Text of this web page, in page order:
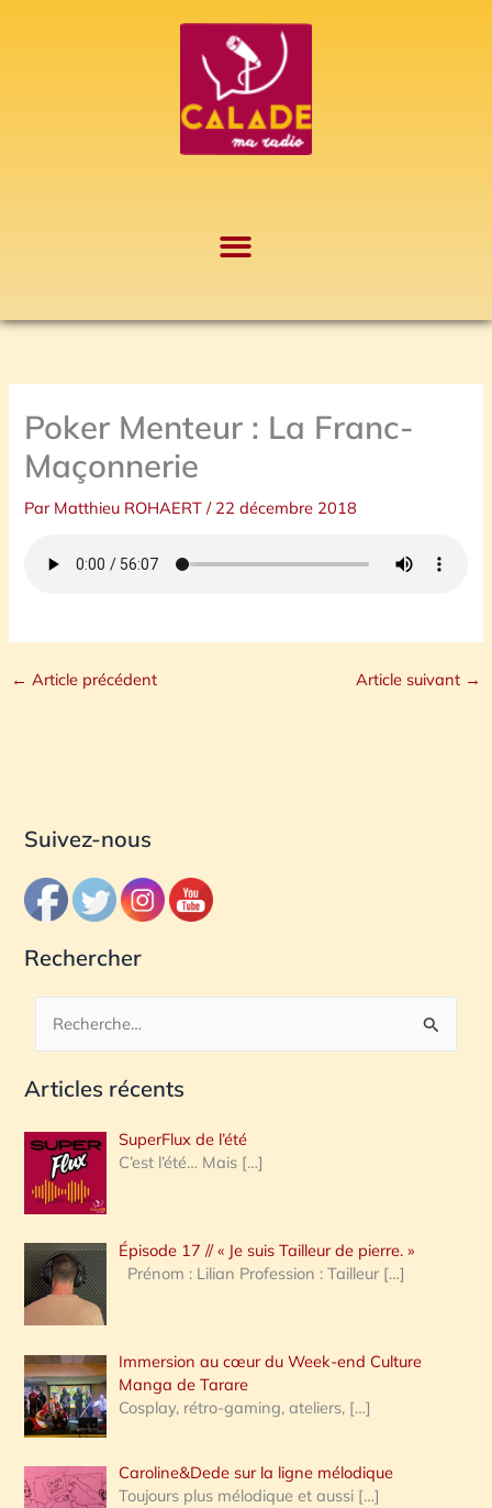
Poker Menteur : La Franc-
Maçonnerie
Par Matthieu ROHAERT/ 22 décembre 2018
← Article précédent Article suivant →
Suivez-nous
Rechercher
c
e
r
c
h
e
:
Articles récents
SuperFlux de l’été
C’est l’été… Mais […]
Épisode 17 // « Je suis Tailleur de pierre. »
Prénom : Lilian Profession : Tailleur […]
Immersion au cœur du Week-end Culture
Manga de Tarare
Cosplay, rétro-gaming, ateliers, […]
Caroline&Dede sur la ligne mélodique
Toujours plus mélodique et aussi […]